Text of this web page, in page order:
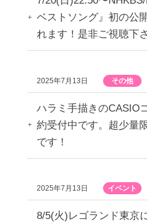
ベストソング』初の公
れます！是非ご視聴下
2025年7月13日 その他
ハラミ手描きのCASIO
約受付中です。超少量
です！
2025年7月13日 イベント
8/5(火)レゴランド東京